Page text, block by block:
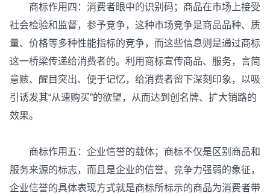
商标作用四：消费者眼中的识别码；商品在市场上接受
社会检验和监督，参予竞争，这种市场竞争是商品品种、质
量、价格等多种性能指标的竞争，而这些信息则是通过商标
这一桥梁传递给消费者的。利用商标宣传商品、服务，言简
意赅、醒目突出、便于记忆，给消费者留下深刻印象，以吸
引诱发其“从速购买”的欲望，从而达到创名牌、扩大销路的
效果。
商标作用五：企业信誉的载体；商标不仅是区别商品和
服务来源的标志，而且是企业的信誉、竞争力强弱的象征，
企业信誉的具体表现方式就是商标所标示的商品为消费者带